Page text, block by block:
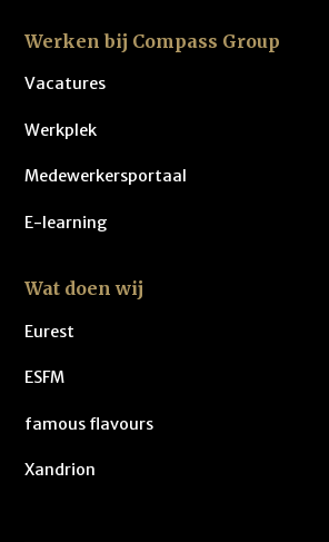
Werken bij Compass Group
Vacatures
Werkplek
Medewerkersportaal
E-learning
Wat doen wij
Eurest
ESFM
famous flavours
Xandrion